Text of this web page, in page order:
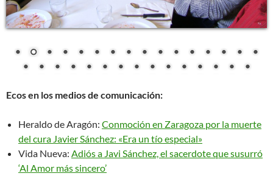
Ecos en los medios de comunicación:
Heraldo de Aragón: Conmoción en Zaragoza por la muerte
del cura Javier Sánchez: «Era un tío especial»
Vida Nueva: Adiós a Javi Sánchez, el sacerdote que susurró
‘Al Amor más sincero’